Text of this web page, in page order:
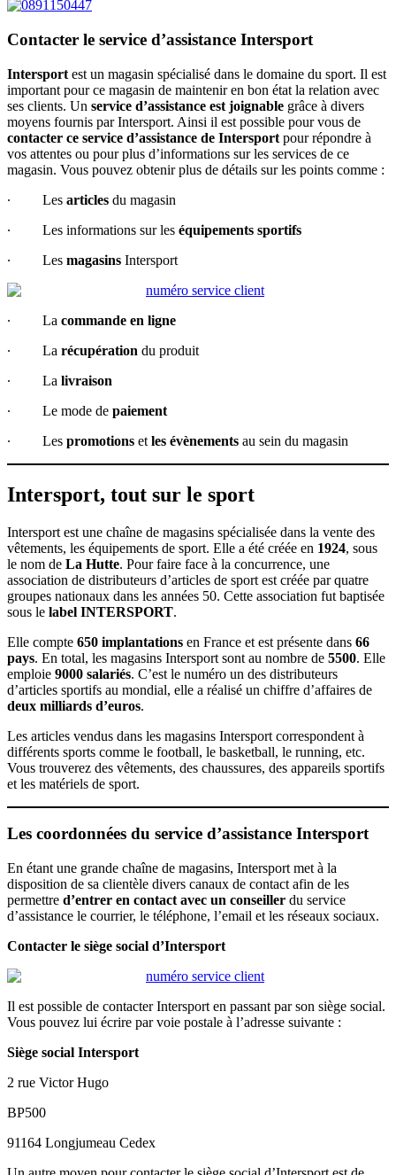
Contacter le service d’assistance Intersport
Intersport est un magasin spécialisé dans le domaine du sport. Il est
important pour ce magasin de maintenir en bon état la relation avec
ses clients. Un service d’assistance est joignable grâce à divers
moyens fournis par Intersport. Ainsi il est possible pour vous de
contacter ce service d’assistance de Intersport pour répondre à
vos attentes ou pour plus d’informations sur les services de ce
magasin. Vous pouvez obtenir plus de détails sur les points comme :
∙ Les articles du magasin
∙ Les informations sur les équipements sportifs
∙ Les magasins Intersport
∙ La commande en ligne
∙ La récupération du produit
∙ La livraison
∙ Le mode de paiement
∙ Les promotions et les évènements au sein du magasin
Intersport, tout sur le sport
Intersport est une chaîne de magasins spécialisée dans la vente des
vêtements, les équipements de sport. Elle a été créée en 1924, sous
le nom de La Hutte. Pour faire face à la concurrence, une
association de distributeurs d’articles de sport est créée par quatre
groupes nationaux dans les années 50. Cette association fut baptisée
sous le label INTERSPORT.
Elle compte 650 implantations en France et est présente dans 66
pays. En total, les magasins Intersport sont au nombre de 5500. Elle
emploie 9000 salariés. C’est le numéro un des distributeurs
d’articles sportifs au mondial, elle a réalisé un chiffre d’affaires de
deux milliards d’euros.
Les articles vendus dans les magasins Intersport correspondent à
différents sports comme le football, le basketball, le running, etc.
Vous trouverez des vêtements, des chaussures, des appareils sportifs
et les matériels de sport.
Les coordonnées du service d’assistance Intersport
En étant une grande chaîne de magasins, Intersport met à la
disposition de sa clientèle divers canaux de contact afin de les
permettre d’entrer en contact avec un conseiller du service
d’assistance le courrier, le téléphone, l’email et les réseaux sociaux.
Contacter le siège social d’Intersport
Il est possible de contacter Intersport en passant par son siège social.
Vous pouvez lui écrire par voie postale à l’adresse suivante :
Siège social Intersport
2 rue Victor Hugo
BP500
91164 Longjumeau Cedex